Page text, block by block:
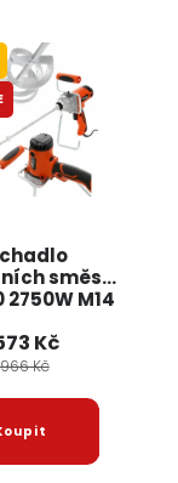
směsí
2750W M14
Kč
966 Kč